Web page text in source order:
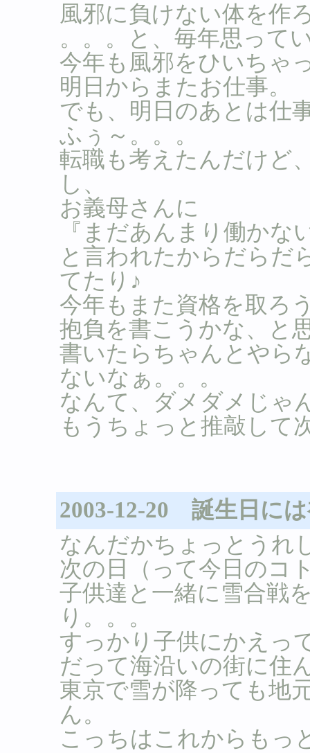
風邪に負けない体を作
。。。と、毎年思って
今年も風邪をひいちゃ
明日からまたお仕事。
でも、明日のあとは仕
ふぅ～。。。
転職も考えたんだけど
し、
お義母さんに
『まだあんまり働かな
と言われたからだらだ
てたり♪
今年もまた資格を取ろ
抱負を書こうかな、と
書いたらちゃんとやら
ないなぁ。。。
なんて、ダメダメじゃ
もうちょっと推敲して
2003-12-20 誕生日に
なんだかちょっとうれ
次の日（って今日のコ
子供達と一緒に雪合戦
り。。。
すっかり子供にかえっ
だって海沿いの街に住
東京で雪が降っても地
ん。
こっちはこれからもっ